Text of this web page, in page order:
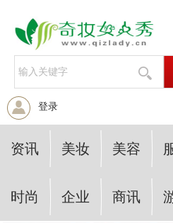
登录
资讯 美妆 美容
时尚 企业 商讯